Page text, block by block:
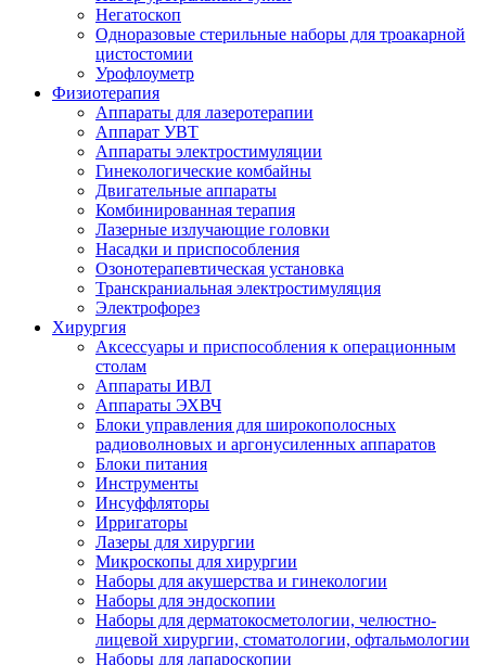
Негатоскоп
Одноразовые стерильные наборы для троакарной
цистостомии
Урофлоуметр
Физиотерапия
Аппараты для лазеротерапии
Аппарат УВТ
Аппараты электростимуляции
Гинекологические комбайны
Двигательные аппараты
Комбинированная терапия
Лазерные излучающие головки
Насадки и приспособления
Озонотерапевтическая установка
Транскраниальная электростимуляция
Электрофорез
Хирургия
Аксессуары и приспособления к операционным
столам
Аппараты ИВЛ
Аппараты ЭХВЧ
Блоки управления для широкополосных
радиоволновых и аргонусиленных аппаратов
Блоки питания
Инструменты
Инсуффляторы
Ирригаторы
Лазеры для хирургии
Микроскопы для хирургии
Наборы для акушерства и гинекологии
Наборы для эндоскопии
Наборы для дерматокосметологии, челюстно-
лицевой хирургии, стоматологии, офтальмологии
Наборы для лапароскопии